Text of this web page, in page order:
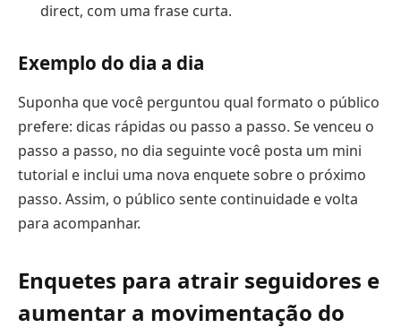
direct, com uma frase curta.
Exemplo do dia a dia
Suponha que você perguntou qual formato o público
prefere: dicas rápidas ou passo a passo. Se venceu o
passo a passo, no dia seguinte você posta um mini
tutorial e inclui uma nova enquete sobre o próximo
passo. Assim, o público sente continuidade e volta
para acompanhar.
Enquetes para atrair seguidores e
aumentar a movimentação do